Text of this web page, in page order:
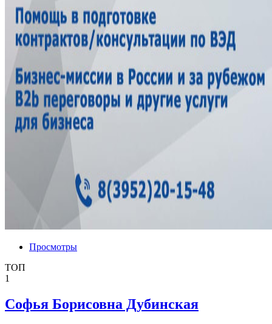
Просмотры
ТОП
1
Софья Борисовна Дубинская